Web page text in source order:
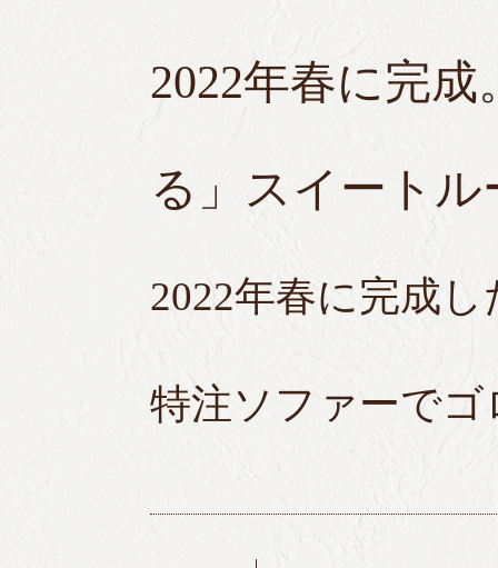
2022年春に完
る」スイートル
2022年春に完成
特注ソファーで